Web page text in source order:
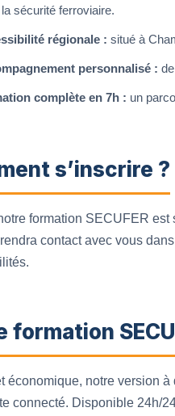
sécurité ferroviaire.
régionale : situé à
personnalisé :
complète en 7h : un
s’inscrire ?
formation SECUFER
contact avec vous
formation
économique, notre version
connecté. Disponible 24h/